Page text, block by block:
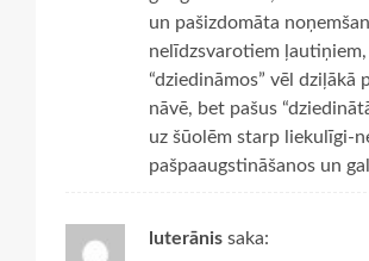
un pašizdomāta
nelīdzsvarotiem ļautiņiem,
“dziedināmos” vēl dziļākā
nāvē, bet pašus
uz šūolēm starp liekulīgi-
pašpaaugstināšanos un
luterānis saka: